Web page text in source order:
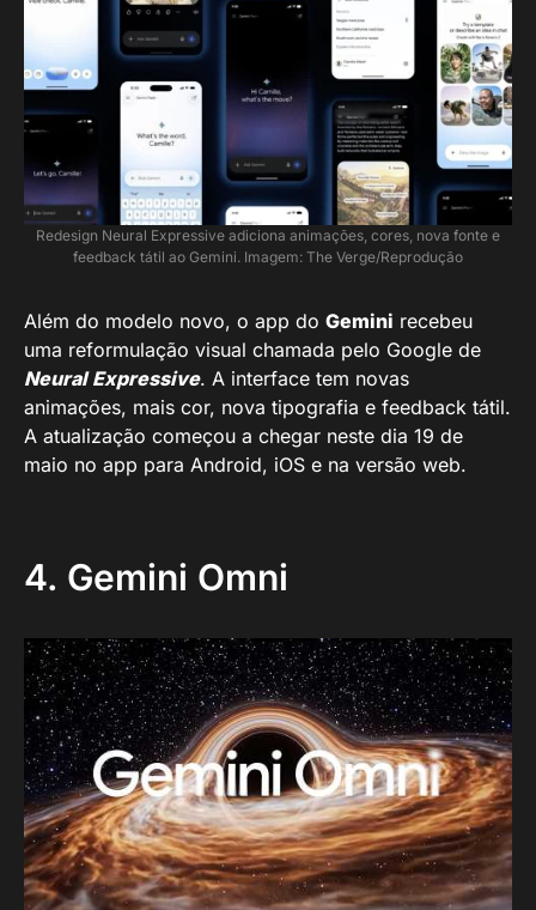
Redesign Neural Expressive adiciona animações, cores, nova fonte e
feedback tátil ao Gemini. Imagem: The Verge/Reprodução
Além do modelo novo, o app do Gemini recebeu
uma reformulação visual chamada pelo Google de
Neural Expressive. A interface tem novas
animações, mais cor, nova tipografia e feedback tátil.
A atualização começou a chegar neste dia 19 de
maio no app para Android, iOS e na versão web.
4. Gemini Omni